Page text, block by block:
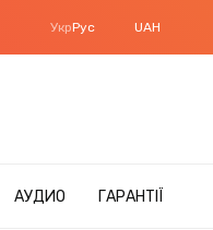
УкрРус UAH
АУДИО ГАРАНТІЇ